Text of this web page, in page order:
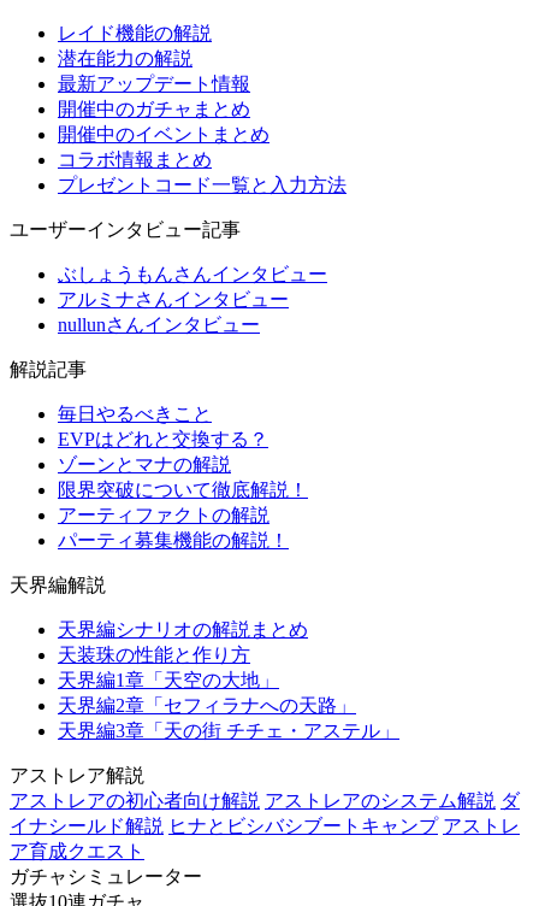
レイド機能の解説
潜在能力の解説
最新アップデート情報
開催中のガチャまとめ
開催中のイベントまとめ
コラボ情報まとめ
プレゼントコード一覧と入力方法
ユーザーインタビュー記事
ぶしょうもんさんインタビュー
アルミナさんインタビュー
nullunさんインタビュー
解説記事
毎日やるべきこと
EVPはどれと交換する？
ゾーンとマナの解説
限界突破について徹底解説！
アーティファクトの解説
パーティ募集機能の解説！
天界編解説
天界編シナリオの解説まとめ
天装珠の性能と作り方
天界編1章「天空の大地」
天界編2章「セフィラナへの天路」
天界編3章「天の街 チチェ・アステル」
アストレア解説
アストレアの初心者向け解説 アストレアのシステム解説 ダ
イナシールド解説 ヒナとビシバシブートキャンプ アストレ
ア育成クエスト
ガチャシミュレーター
選抜10連ガチャ